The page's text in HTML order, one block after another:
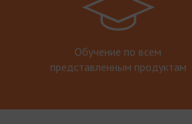
Обучение по всем
представленным продуктам